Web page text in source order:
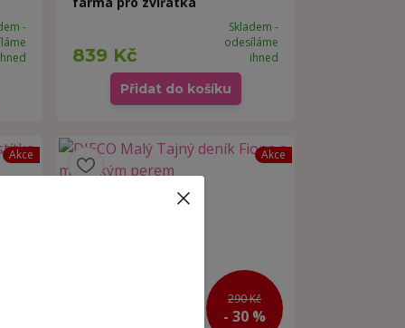
-
839 Kč
Skladem -
odesíláme
ihned
Přidat do košíku
Akce Akce
290 Kč
- 30 %